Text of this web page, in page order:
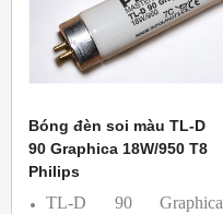
Bóng đèn soi màu TL-D
90 Graphica 18W/950 T8
Philips
TL-D 90 Graphica